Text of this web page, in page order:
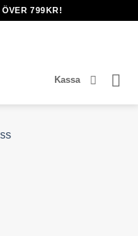
799KR!
Kassa